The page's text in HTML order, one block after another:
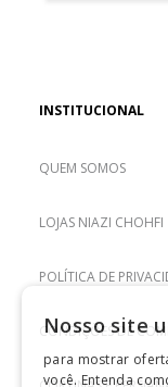
INSTITUCIONAL
QUEM SOMOS
LOJAS NIAZI CHOHFI
POLÍTICA DE
CONDIÇÕES DE
Nosso site
para mostrar
você. Entenda